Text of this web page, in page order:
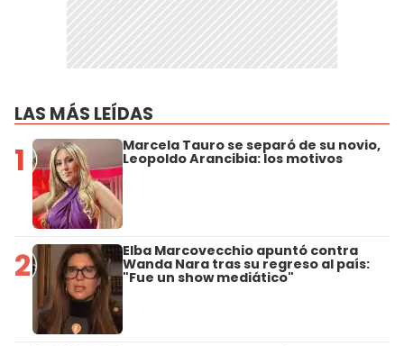
LAS MÁS LEÍDAS
1 Marcela Tauro se separó de su novio,
Leopoldo Arancibia: los motivos
2 Elba Marcovecchio apuntó contra
Wanda Nara tras su regreso al país:
"Fue un show mediático"